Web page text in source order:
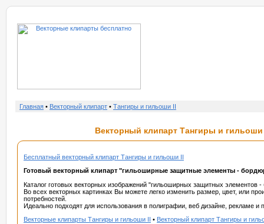
Главная • Векторный клипарт • Тангиры и гильоши II
Векторный клипарт Тангиры и
Бесплатный векторный клипарт Тангиры и гильоши II
Готовый векторный клипарт "гильоширные защитные элементы -
Каталог готовых векторных изображений "гильоширных защитных элементов -
Во всех векторных картинках Вы можете легко изменить размер, цвет, или
потребностей.
Идеально подходят для использования в полиграфии, веб дизайне, рекламе и
Векторные клипарты Тангиры и гильоши II
• Векторный клипарт Тангиры и